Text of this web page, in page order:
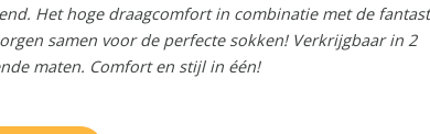
Het hoge draagcomfort in combinatie met de
samen voor de perfecte sokken! Verkrijgbaar in 2
maten. Comfort en stijl in één!